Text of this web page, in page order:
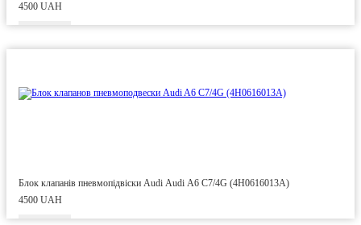
4500 UAH
Блок клапанів пневмопідвіски Audi Audi A6 C7/4G (4H0616013A)
4500 UAH